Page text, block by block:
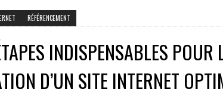
RÉFÉRENCEMENT
INDISPENSABLES POUR
D’UN SITE INTERNET